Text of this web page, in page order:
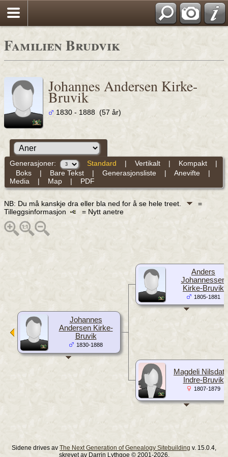
Familien Brudvik
Johannes Andersen Kirke-
Bruvik
1830 - 1888 (57 år)
Generasjoner: Standard | Vertikalt| Kompakt|
Boks| Bare Tekst| Generasjonsliste| Anevifte|
Media | Map| PDF
NB: Du må kanskje dra eller bla ned for å se hele treet.
=
Tilleggsinformasjon
= Nytt anetre
Johannes
Andersen Kirke-
Bruvik
1830-1888
Anders
Johannessen
Kirke-Bruvik
1805-1881
Magdeli
Indre-Bruvik
1807-1879
Sidene drives av The Next Generation of Genealogy Sitebuilding v. 15.0.4,
skrevet av Darrin Lythgoe © 2001-2026.